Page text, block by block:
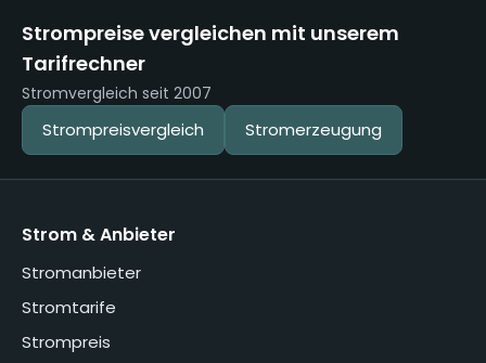
Strompreise vergleichen mit unserem
Tarifrechner
Stromvergleich seit 2007
Strompreisvergleich Stromerzeugung
Strom & Anbieter
Stromanbieter
Stromtarife
Strompreis